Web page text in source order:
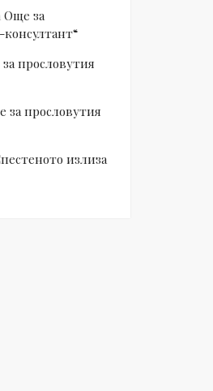
Още за
прословутия
за прословутия
излиза